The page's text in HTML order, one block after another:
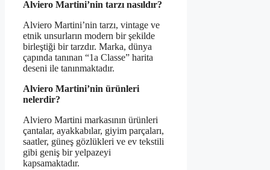
Alviero Martini’nin tarzı nasıldır?
Alviero Martini’nin tarzı, vintage ve
etnik unsurların modern bir şekilde
birleştiği bir tarzdır. Marka, dünya
çapında tanınan “1a Classe” harita
deseni ile tanınmaktadır.
Alviero Martini’nin ürünleri
nelerdir?
Alviero Martini markasının ürünleri
çantalar, ayakkabılar, giyim parçaları,
saatler, güneş gözlükleri ve ev tekstili
gibi geniş bir yelpazeyi
kapsamaktadır.